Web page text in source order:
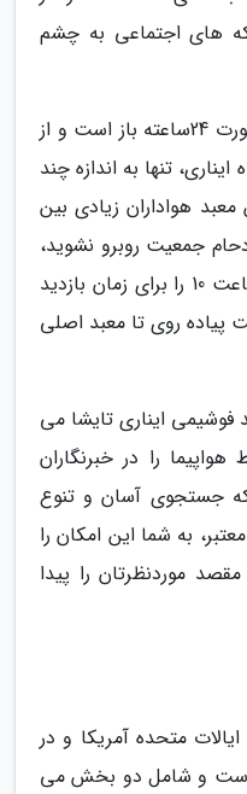
های اجتماعی به چشم
معبد فوشیمی ایناری تایشا به صورت 24ساعته باز است و از
تنها به اندازه چند
معبد هواداران زیادی بین
جمعیت روبرو نشوید،
بهتر است اوایل صبح و قبل از ساعت 10 را برای زمان بازدید
پیاده روی تا معبد اصلی
فوشیمی ایناری تایشا می
هواپیما را در خبرنگاران
جستجوی آسان و تنوع
به شما این امکان را
موردنظرتان را پیدا
ایالات متحده آمریکا و در
است و شامل دو بخش می